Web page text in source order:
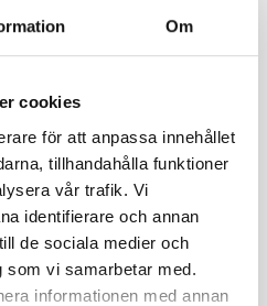
Om
cookies
för att anpassa innehållet
tillhandahålla funktioner
vår trafik. Vi
identifierare och annan
de sociala medier och
som vi samarbetar med.
informationen med annan
skruvdubb 1000.
med en vanlig skruvdragare
BestGrip 5000